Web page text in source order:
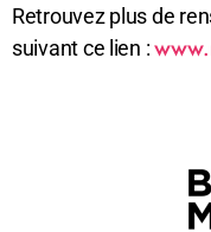
Retrouvez plus de
suivant ce lien :